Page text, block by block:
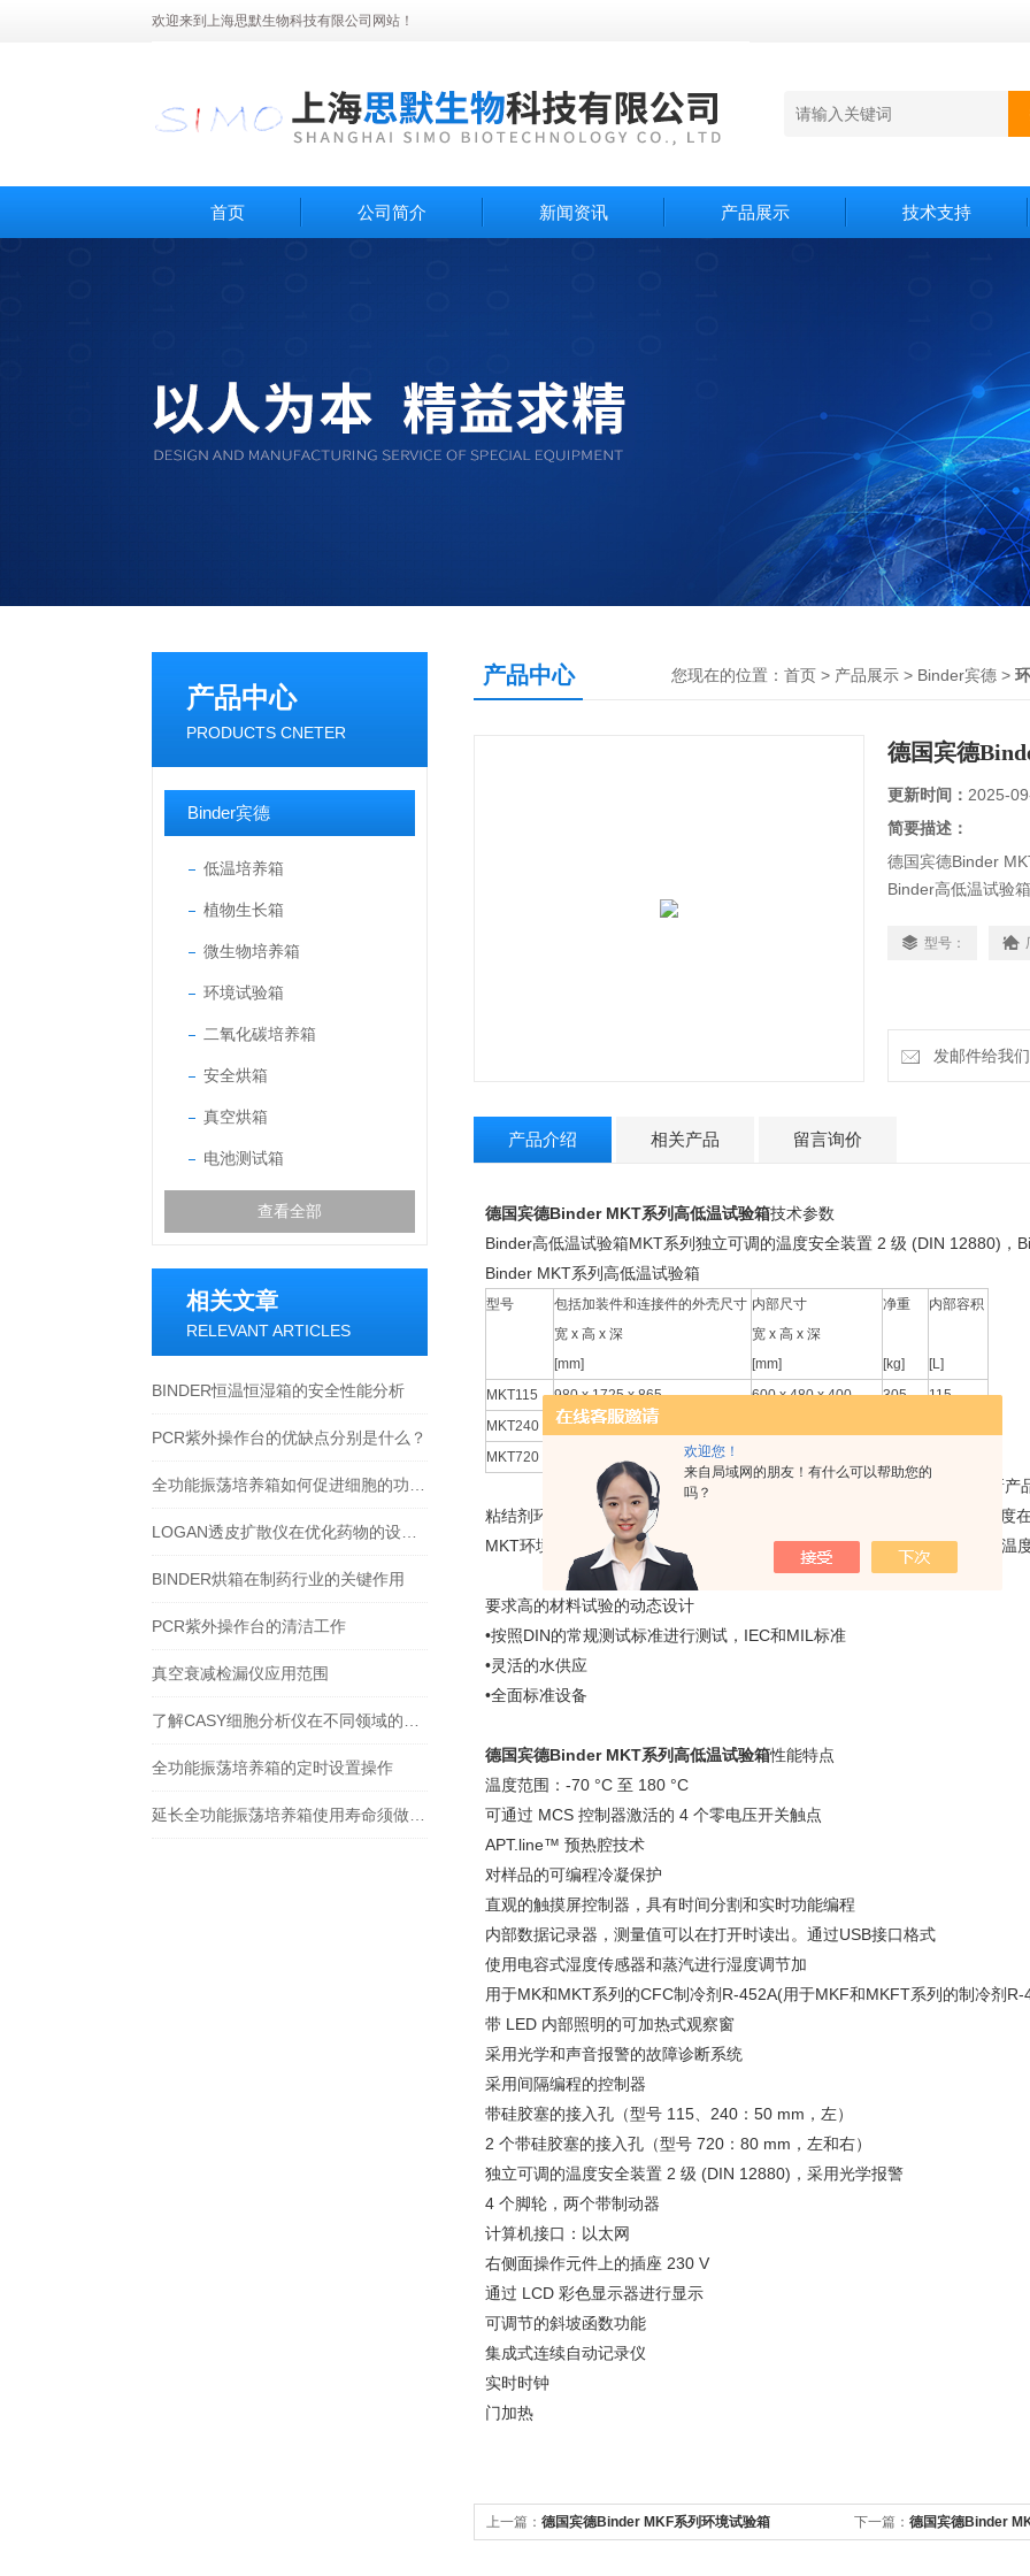
欢迎您！
来自局域网的朋友！有什么可以帮助您的
吗？
欢迎来到上海思默生物科技有限公司网站！
首页 公司简介 新闻资讯 产品展示 技术支持
产品中心
PRODUCTS CNETER
Binder宾德
低温培养箱
植物生长箱
微生物培养箱
环境试验箱
二氧化碳培养箱
安全烘箱
真空烘箱
电池测试箱
查看全部
相关文章
RELEVANT ARTICLES
BINDER恒温恒湿箱的安全性能分析
PCR紫外操作台的优缺点分别是什么？
BINDER烘箱在制药行业的关键作用
PCR紫外操作台的清洁工作
真空衰减检漏仪应用范围
全功能振荡培养箱的定时设置操作
产品中心 您现在的位置： 首页 > 产品展示 > Binder宾德 >
德国宾德
更新时间： 2025-
简要描述：
德国宾德Binder
Binder高低温试验
型号：
发邮件给我
产品介绍 相关产品 留言询价
德国宾德Binder MKT系列高低温试验箱技术参数
Binder高低温试验箱MKT系列独立可调的温度安全装置 2 级 (DIN 12880)，
Binder MKT系列高低温试验箱
型号
包括加装件和连接件的外壳尺寸
宽 x 高 x 深
[mm]
内部尺寸
宽 x 高 x 深
[mm]
净重
[kg]
内部容积
[L]
MKT115
980 x 1725 x 865 600 x 480 x 400 305
115
MKT240
1115 x 1940 x 925
MKT720
1580 x 2005 x 1140
新
粘结剂环境模拟室是动态气候下材料试验的理想起点条件。标准的交流速度
MKT环境模拟室适用于复杂的温度剖面，而MKF和MKFT则适用于复杂的温
要求高的材料试验的动态设计
•按照DIN的常规测试标准进行测试，IEC和MIL标准
•灵活的水供应
•全面标准设备
德国宾德Binder MKT系列高低温试验箱性能特点
温度范围：-70 °C 至 180 °C
可通过 MCS 控制器激活的 4 个零电压开关触点
APT.line™ 预热腔技术
对样品的可编程冷凝保护
直观的触摸屏控制器，具有时间分割和实时功能编程
内部数据记录器，测量值可以在打开时读出。通过USB接口格式
使用电容式湿度传感器和蒸汽进行湿度调节加
用于MK和MKT系列的CFC制冷剂R-452A(用于MKF和MKFT系列的制冷剂R-
带 LED 内部照明的可加热式观察窗
采用光学和声音报警的故障诊断系统
采用间隔编程的控制器
带硅胶塞的接入孔（型号 115、240：50 mm，左）
2 个带硅胶塞的接入孔（型号 720：80 mm，左和右）
独立可调的温度安全装置 2 级 (DIN 12880)，采用光学报警
4 个脚轮，两个带制动器
计算机接口：以太网
右侧面操作元件上的插座 230 V
通过 LCD 彩色显示器进行显示
可调节的斜坡函数功能
集成式连续自动记录仪
实时时钟
门加热
上一篇： 德国宾德Binder MKF系列环境试验箱 下一篇： 德国宾德Binder